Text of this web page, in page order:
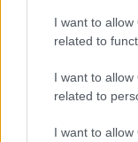
I want to
related to
I want to
related to
I want to